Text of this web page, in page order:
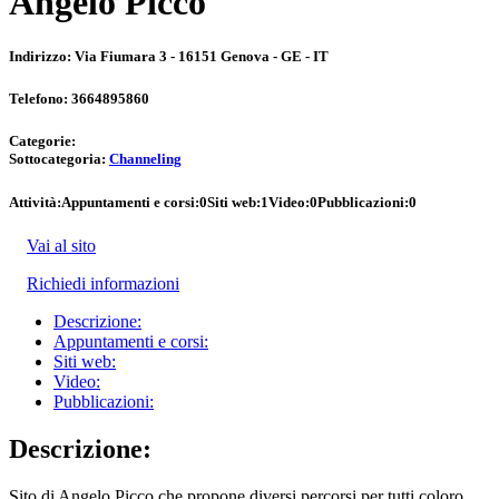
Indirizzo: Via Fiumara 3 - 16151 Genova - GE - IT
Telefono: 3664895860
Categorie:
Sottocategoria: Channeling
Attività:Appuntamenti e corsi:0Siti web:1Video:0Pubblicazioni:0
Vai al sito
Richiedi informazioni
Descrizione:
Appuntamenti e corsi:
Siti web:
Video:
Pubblicazioni:
Descrizione: